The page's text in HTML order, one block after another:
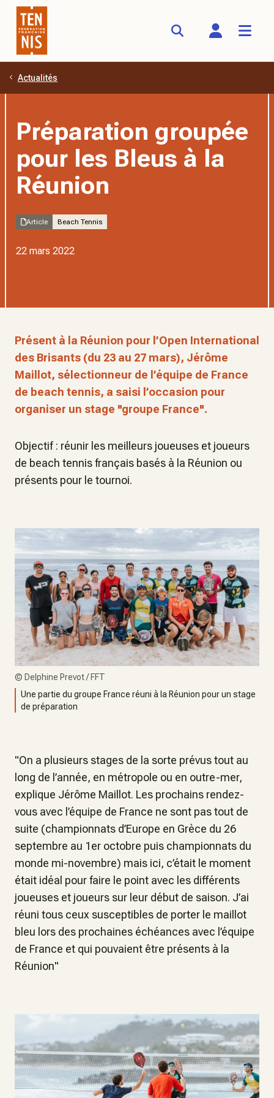
Aller au contenu principal
Actualités
Préparation groupée
pour les Bleus à la
Réunion
Article Beach Tennis
22 mars 2022
Présent à la Réunion pour l’Open International
des Brisants (du 23 au 27 mars), Jérôme
Maillot, sélectionneur de l’équipe de France
de beach tennis, a saisi l’occasion pour
organiser un stage "groupe France".
Objectif : réunir les meilleurs joueuses et joueurs
de beach tennis français basés à la Réunion ou
présents pour le tournoi.
© Delphine Prevot / FFT
Une partie du groupe France réuni à la Réunion pour un stage
de préparation
"On a plusieurs stages de la sorte prévus tout au
long de l’année, en métropole ou en outre-mer,
explique Jérôme Maillot. Les prochains rendez-
vous avec l’équipe de France ne sont pas tout de
suite (championnats d’Europe en Grèce du 26
septembre au 1er octobre puis championnats du
monde mi-novembre) mais ici, c’était le moment
était idéal pour faire le point avec les différents
joueuses et joueurs sur leur début de saison. J’ai
réuni tous ceux susceptibles de porter le maillot
bleu lors des prochaines échéances avec l’équipe
de France et qui pouvaient être présents à la
Réunion"